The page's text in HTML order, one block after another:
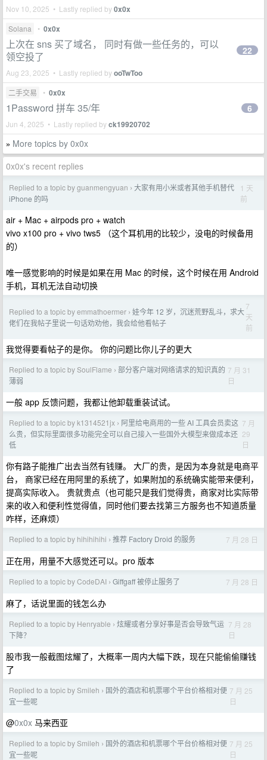
Nov 10, 2025 • Lastly replied by0x0x
Solana • 0x0x
上次在 sns 买了域名， 同时有做一些任务的，可以
领空投了
Aug 23, 2025 • Lastly replied byooTwToo
22
二手交易 • 0x0x
1Password 拼车 35/年
Jun 4, 2025 • Lastly replied byck19920702
6
» More topics by 0x0x
0x0x's recent replies
Replied to a topic by guanmengyuan › 大家有用小米或者其他手机替代
iPhone 的吗
1 天
前
air + Mac + airpods pro + watch
vivo x100 pro + vivo tws5 （这个耳机用的比较少，没电的时候备用
的）
唯一感觉影响的时候是如果在用 Mac 的时候，这个时候在用 Android
手机，耳机无法自动切换
Replied to a topic by emmathoermer › 娃今年 12 岁，沉迷荒野乱斗，求大
佬们在我帖子里说一句话劝劝他，我会给他看帖子
7
天
前
我觉得要看帖子的是你。 你的问题比你儿子的更大
Replied to a topic by SoulFlame › 部分客户端对网络请求的知识真的
薄弱
7 月 31
日
一般 app 反馈问题，我都让他卸载重装试试。
Replied to a topic by k1314521jx › 阿里给电商用的一些 AI 工具会员卖这
么贵，但实际里面很多功能完全可以自己接入一些国外大模型来做成本还
低
7 月
29
日
你有路子能推广出去当然有钱赚。 大厂的贵，是因为本身就是电商平
台， 商家已经在用阿里的系统了，如果附加的系统确实能带来便利，
提高实际收入。 贵就贵点（也可能只是我们觉得贵，商家对比实际带
来的收入和便利性觉得值，同时他们要去找第三方服务也不知道质量
咋样，还麻烦）
Replied to a topic by hihihihihi › 推荐 Factory Droid 的服务 7 月 28 日
正在用，用量不大感觉还可以。pro 版本
Replied to a topic by CodeDAI › Giffgaff 被停止服务了 7 月 28 日
麻了，话说里面的钱怎么办
Replied to a topic by Henryable › 炫耀或者分享好事是否会导致气运
下降？
7 月 28
日
股市我一般截图炫耀了，大概率一周内大幅下跌，现在只能偷偷赚钱
了
Replied to a topic by Smileh › 国外的酒店和机票哪个平台价格相对便
宜一些呢
7 月 25
日
@0x0x 马来西亚
Replied to a topic by Smileh › 国外的酒店和机票哪个平台价格相对便
宜一些呢
7 月 25
日